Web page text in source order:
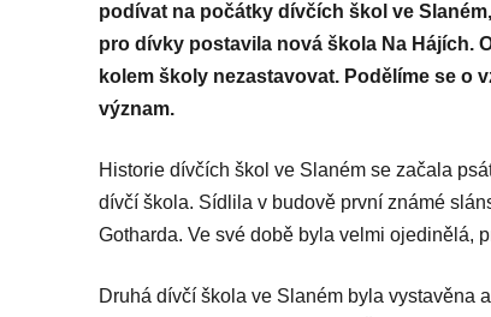
podívat na počátky dívčích škol ve
pro dívky postavila nová škola Na Hájích.
kolem školy nezastavovat. Podělíme se o
význam.
Historie dívčích škol ve Slaném se začala
dívčí škola. Sídlila v budově první známé
Gotharda. Ve své době byla velmi ojedinělá,
Druhá dívčí škola ve Slaném byla vystavěna